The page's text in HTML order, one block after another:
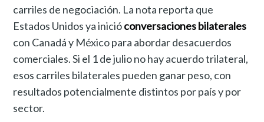
carriles de negociación. La nota reporta que
Estados Unidos ya inicióconversaciones bilaterales
con Canadá y México para abordar desacuerdos
comerciales. Si el 1 de julio no hay acuerdo trilateral,
esos carriles bilaterales pueden ganar peso, con
resultados potencialmente distintos por país y por
sector.